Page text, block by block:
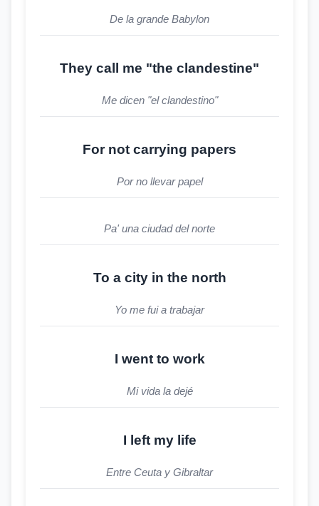
De la grande Babylon
They call me "the clandestine"
Me dicen "el clandestino"
For not carrying papers
Por no llevar papel
Pa' una ciudad del norte
To a city in the north
Yo me fui a trabajar
I went to work
Mi vida la dejé
I left my life
Entre Ceuta y Gibraltar